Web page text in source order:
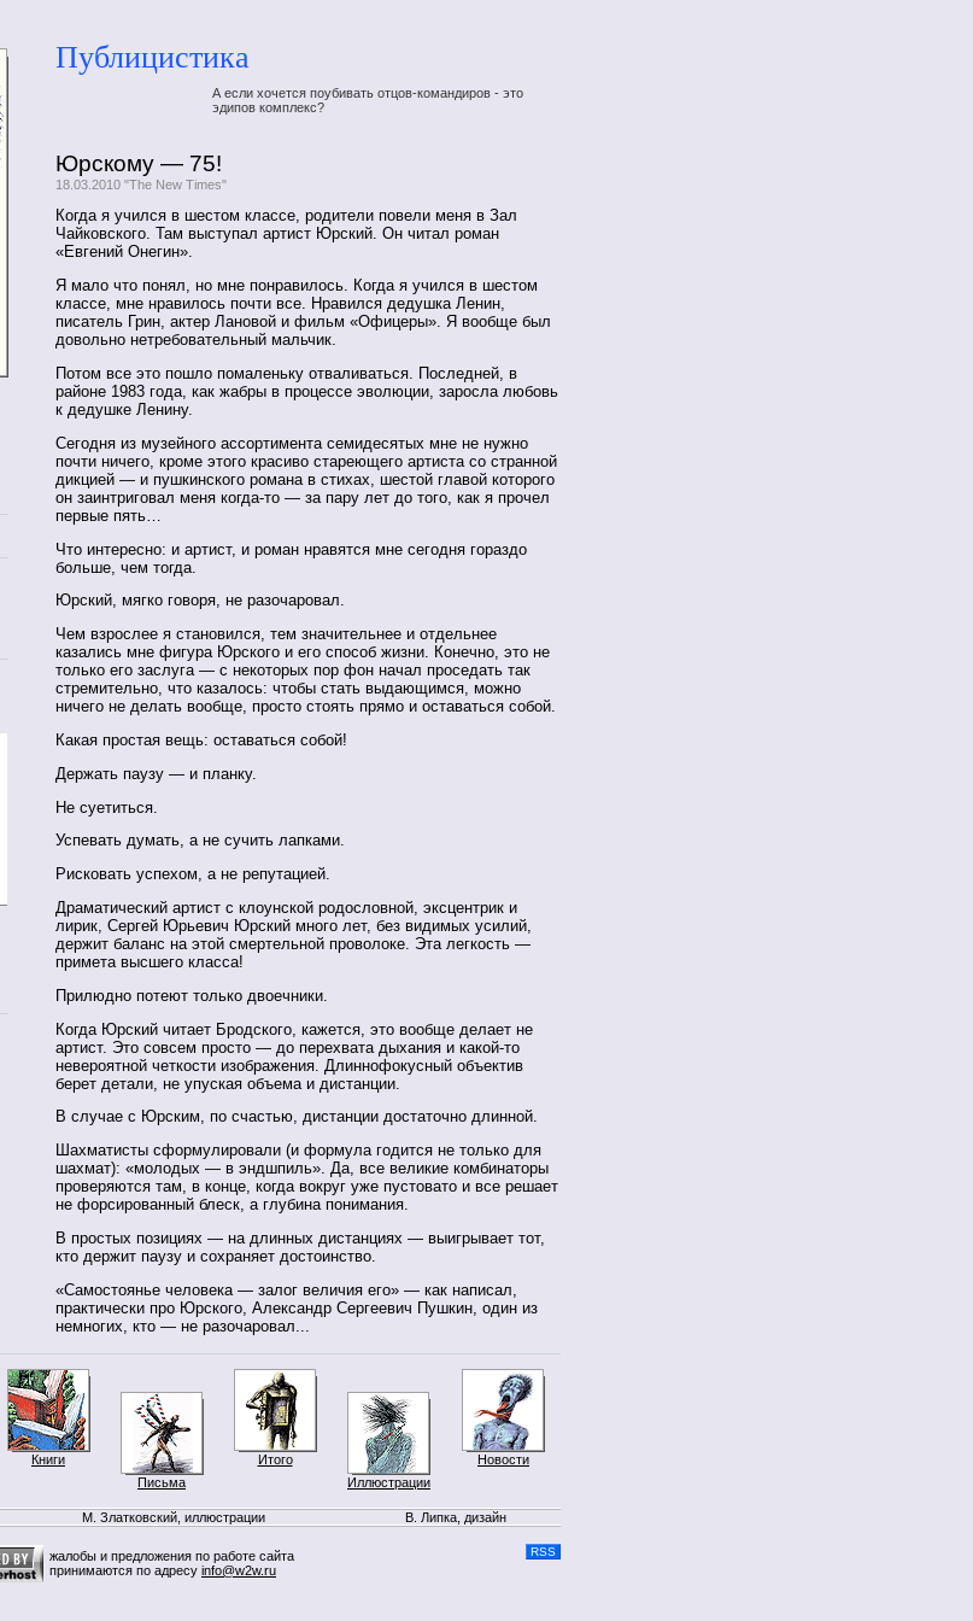
Публицистика
А если хочется поубивать отцов-командиров - это
эдипов комплекс?
Юрскому — 75!
18.03.2010 "The New Times"
Когда я учился в шестом классе, родители повели меня в Зал
Чайковского. Там выступал артист Юрский. Он читал роман
«Евгений Онегин».
Я мало что понял, но мне понравилось. Когда я учился в шестом
классе, мне нравилось почти все. Нравился дедушка Ленин,
писатель Грин, актер Лановой и фильм «Офицеры». Я вообще был
довольно нетребовательный мальчик.
Потом все это пошло помаленьку отваливаться. Последней, в
районе 1983 года, как жабры в процессе эволюции, заросла любовь
к дедушке Ленину.
Сегодня из музейного ассортимента семидесятых мне не нужно
почти ничего, кроме этого красиво стареющего артиста со странной
дикцией — и пушкинского романа в стихах, шестой главой которого
он заинтриговал меня когда-то — за пару лет до того, как я прочел
первые пять…
Что интересно: и артист, и роман нравятся мне сегодня гораздо
больше, чем тогда.
Юрский, мягко говоря, не разочаровал.
Чем взрослее я становился, тем значительнее и отдельнее
казались мне фигура Юрского и его способ жизни. Конечно, это не
только его заслуга — с некоторых пор фон начал проседать так
стремительно, что казалось: чтобы стать выдающимся, можно
ничего не делать вообще, просто стоять прямо и оставаться собой.
Какая простая вещь: оставаться собой!
Держать паузу — и планку.
Не суетиться.
Успевать думать, а не сучить лапками.
Рисковать успехом, а не репутацией.
Драматический артист с клоунской родословной, эксцентрик и
лирик, Сергей Юрьевич Юрский много лет, без видимых усилий,
держит баланс на этой смертельной проволоке. Эта легкость —
примета высшего класса!
Прилюдно потеют только двоечники.
Когда Юрский читает Бродского, кажется, это вообще делает не
артист. Это совсем просто — до перехвата дыхания и какой-то
невероятной четкости изображения. Длиннофокусный объектив
берет детали, не упуская объема и дистанции.
В случае с Юрским, по счастью, дистанции достаточно длинной.
Шахматисты сформулировали (и формула годится не только для
шахмат): «молодых — в эндшпиль». Да, все великие комбинаторы
проверяются там, в конце, когда вокруг уже пустовато и все решает
не форсированный блеск, а глубина понимания.
В простых позициях — на длинных дистанциях — выигрывает тот,
кто держит паузу и сохраняет достоинство.
«Самостоянье человека — залог величия его» — как написал,
практически про Юрского, Александр Сергеевич Пушкин, один из
немногих, кто — не разочаровал...
Книги
Письма
Итого
Иллюстрации
Новости
М. Златковский, иллюстрации В. Липка, дизайн
жалобы и предложения по работе сайта
принимаются по адресу info@w2w.ru
RSS